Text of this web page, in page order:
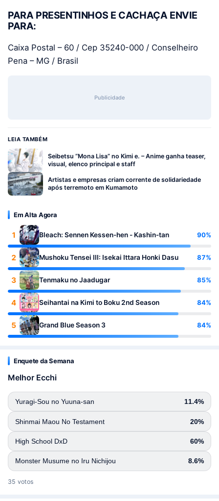
PARA PRESENTINHOS E CACHAÇA ENVIE
PARA:
Caixa Postal – 60 / Cep 35240-000 / Conselheiro
Pena – MG / Brasil
Publicidade
LEIA TAMBÉM
Seibetsu “Mona Lisa” no Kimi e. – Anime ganha teaser,
visual, elenco principal e staff
Artistas e empresas criam corrente de solidariedade
após terremoto em Kumamoto
Em Alta Agora
1 Bleach: Sennen Kessen-hen - Kashin-tan 90%
2 Mushoku Tensei III: Isekai Ittara Honki Dasu 87%
3 Tenmaku no Jaadugar 85%
4 Seihantai na Kimi to Boku 2nd Season 84%
5 Grand Blue Season 3 84%
Enquete da Semana
Melhor Ecchi
Yuragi-Sou no Yuuna-san 11.4%
Shinmai Maou No Testament 20%
High School DxD 60%
Monster Musume no Iru Nichijou 8.6%
35 votos